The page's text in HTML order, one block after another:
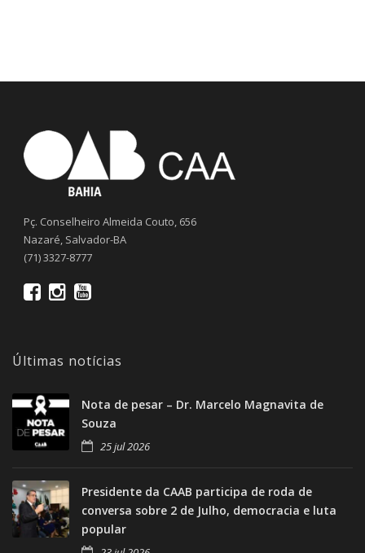
Pç. Conselheiro Almeida Couto, 656
Nazaré, Salvador-BA
(71) 3327-8777
Últimas notícias
Nota de pesar – Dr. Marcelo Magnavita de
Souza
25 jul 2026
Presidente da CAAB participa de roda de
conversa sobre 2 de Julho, democracia e luta
popular